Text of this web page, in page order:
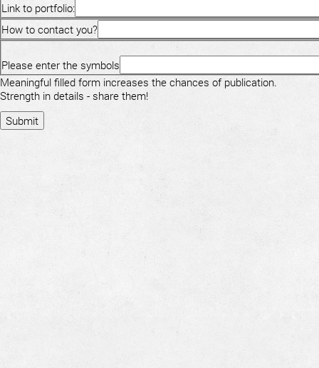
Link to portfolio:
How to contact you?
Please enter the symbols
Meaningful filled form increases the chances of publication.
Strength in details - share them!